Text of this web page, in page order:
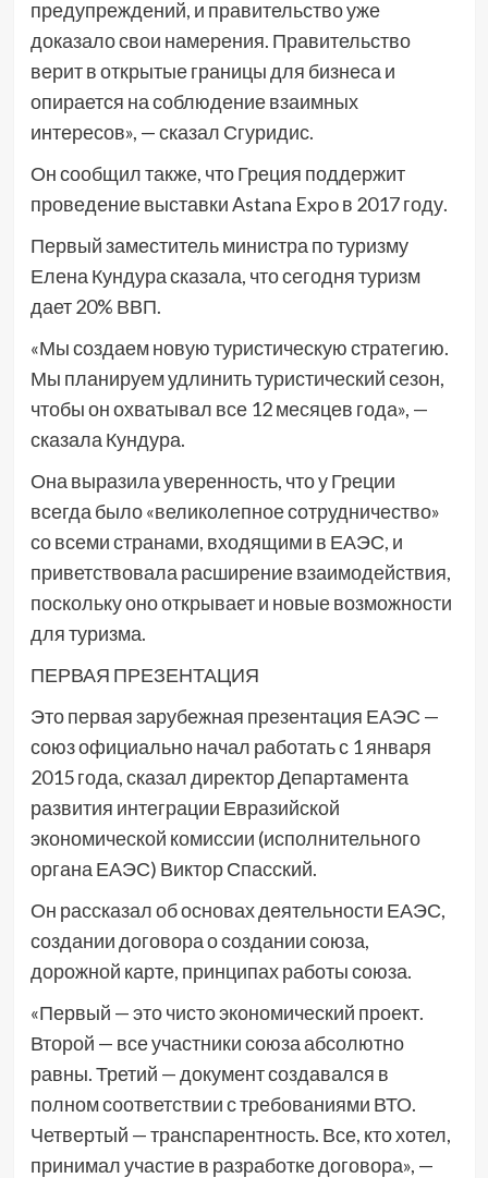
предупреждений, и правительство уже
доказало свои намерения. Правительство
верит в открытые границы для бизнеса и
опирается на соблюдение взаимных
интересов», — сказал Сгуридис.
Он сообщил также, что Греция поддержит
проведение выставки Astana Expo в 2017 году.
Первый заместитель министра по туризму
Елена Кундура сказала, что сегодня туризм
дает 20% ВВП.
«Мы создаем новую туристическую стратегию.
Мы планируем удлинить туристический сезон,
чтобы он охватывал все 12 месяцев года», —
сказала Кундура.
Она выразила уверенность, что у Греции
всегда было «великолепное сотрудничество»
со всеми странами, входящими в ЕАЭС, и
приветствовала расширение взаимодействия,
поскольку оно открывает и новые возможности
для туризма.
ПЕРВАЯ ПРЕЗЕНТАЦИЯ
Это первая зарубежная презентация ЕАЭС —
союз официально начал работать с 1 января
2015 года, сказал директор Департамента
развития интеграции Евразийской
экономической комиссии (исполнительного
органа ЕАЭС) Виктор Спасский.
Он рассказал об основах деятельности ЕАЭС,
создании договора о создании союза,
дорожной карте, принципах работы союза.
«Первый — это чисто экономический проект.
Второй — все участники союза абсолютно
равны. Третий — документ создавался в
полном соответствии с требованиями ВТО.
Четвертый — транспарентность. Все, кто хотел,
принимал участие в разработке договора», —